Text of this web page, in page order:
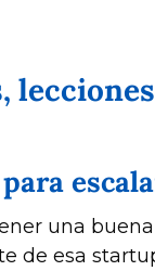
una
de esa